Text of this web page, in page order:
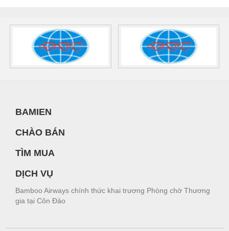
BAMIEN
CHÀO BÁN
TÌM MUA
DỊCH VỤ
Bamboo Airways chính thức khai trương Phòng chờ Thương
gia tại Côn Đảo